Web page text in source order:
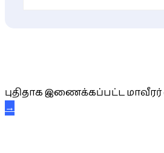
புதிதாக இணைக்கப்பட்ட
→